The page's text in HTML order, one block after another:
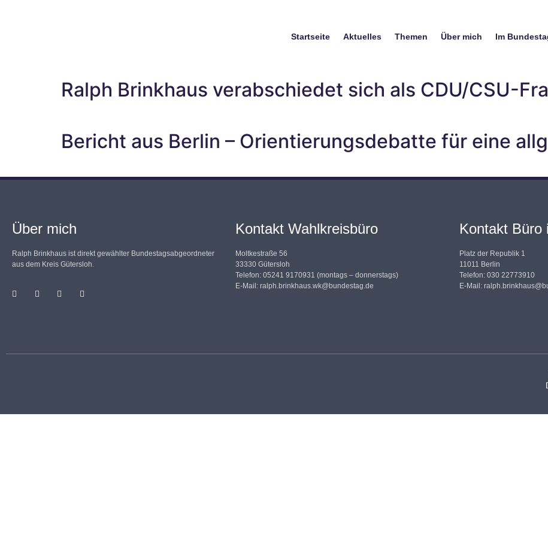
Startseite Aktuelles Themen Über mich Im
Ralph Brinkhaus verabschiedet sich als CDU/CSU-
Bericht aus Berlin – Orientierungsdebatte für eine
Über mich
Ralph Brinkhaus ist direkt gewählter Bundestagsabgeordneter
aus dem Kreis Gütersloh.
Kontakt Wahlkreisbüro
Moltkestraße 56
33330 Gütersloh
Telefon: 05241 9170931 (montags – donnerstags)
E-Mail:ralph.brinkhaus.wk@bundestag.de
Kontakt Büro
Platz der Republik 1
11011 Berlin
Telefon: 030 22773910
E-Mail: